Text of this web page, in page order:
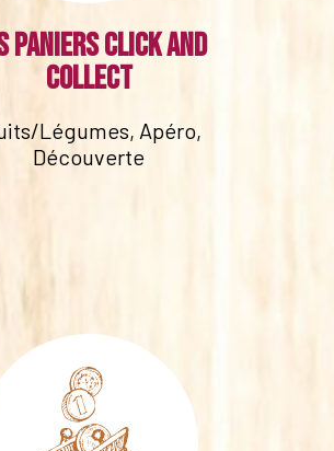
paniers click and
collect
Légumes, Apéro,
Découverte